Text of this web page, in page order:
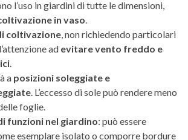
l’uso in giardini di tutte le dimensioni,
in vaso.
coltivazione, non richiedendo particolari
ad evitare vento freddo e
.
a posizioni soleggiate e
. L’eccesso di sole può rendere meno
foglie.
funzioni nel giardino: può essere
esemplare isolato o comporre bordure